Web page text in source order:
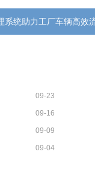
统助力工厂车辆高效
09-23
09-16
09-09
09-04